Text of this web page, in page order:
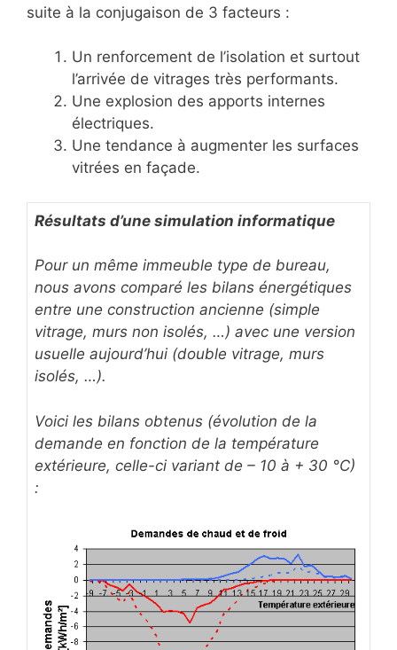
suite à la conjugaison de 3 facteurs :
Un renforcement de l’isolation et surtout
l’arrivée de vitrages très performants.
Une explosion des apports internes
électriques.
Une tendance à augmenter les surfaces
vitrées en façade.
Résultats d’une simulation informatique
Pour un même immeuble type de bureau,
nous avons comparé les bilans énergétiques
entre une construction ancienne (simple
vitrage, murs non isolés, …) avec une version
usuelle aujourd’hui (double vitrage, murs
isolés, …).
Voici les bilans obtenus (évolution de la
demande en fonction de la température
extérieure, celle-ci variant de – 10 à + 30 °C)
: